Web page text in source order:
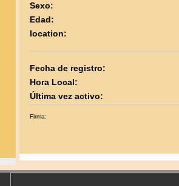
Sexo:
Edad:
location:
Fecha de registro:
Hora Local:
Última vez activo:
Firma: